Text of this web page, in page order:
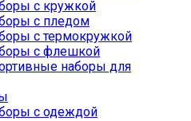
с кружкой
с пледом
с термокружкой
с флешкой
наборы для
с одеждой